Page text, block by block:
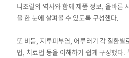
니조랄의 역사와 함께 제품 정보, 올바른
을 한 눈에 살펴볼 수 있도록 구성했다.
또 비듬, 지루피부염, 어루러기 각 질환별
법, 치료법 등을 이해하기 쉽게 구성했다.